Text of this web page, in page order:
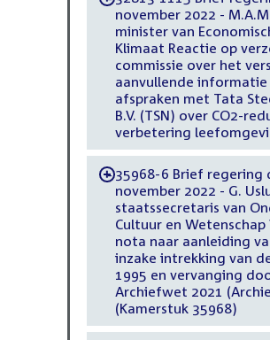
november 2022 -
minister van
Klimaat Reactie op
commissie over het
aanvullende informatie
afspraken met Tata
B.V. (TSN) over CO2-
verbetering
-35968-6 Brief regering
november 2022 - G.
staatssecretaris van
Cultuur en
nota naar aanleiding
inzake intrekking van
1995 en vervanging
Archiefwet 2021
(Kamerstuk 35968)